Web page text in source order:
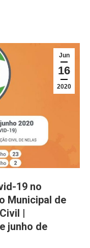
Jun
16
2020
19 no
Municipal de
|
junho de